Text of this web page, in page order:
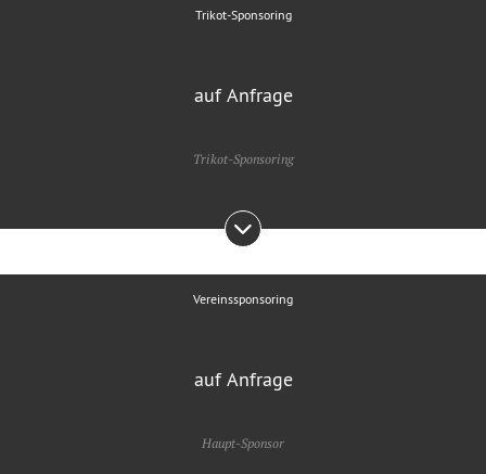
Trikot-Sponsoring
auf Anfrage
Trikot-Sponsoring
Vereinssponsoring
auf Anfrage
Haupt-Sponsor